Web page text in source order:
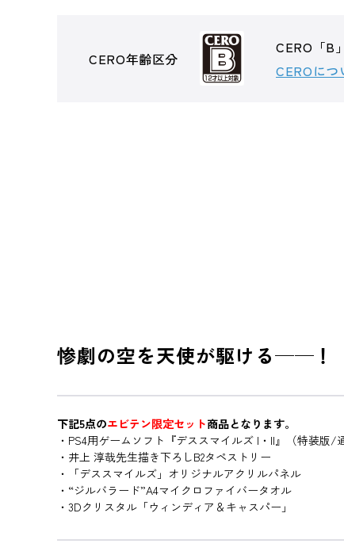
CERO年齢区分
CERO「B
CEROにつ
惨劇の空を天使が駆ける──！
下記5点のエビテン限定セット商品となります。
・PS4用ゲームソフト『デススマイルズ I・II』（特装版/
・井上 淳哉先生描き下ろしB2タペストリー
・「デススマイルズ」オリジナルアクリルパネル
・“ジルバラード”A4マイクロファイバータオル
・3Dクリスタル「ウィンディア＆キャスパー」